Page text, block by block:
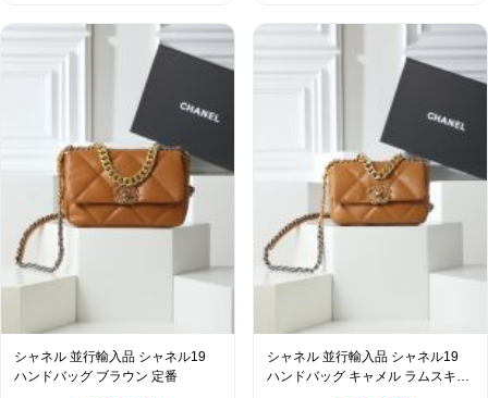
シャネル 並行輸入品 シャネル19
ハンドバッグ ブラウン 定番
シャネル 並行輸入品 シャネル19
ハンドバッグ キャメル ラムスキン